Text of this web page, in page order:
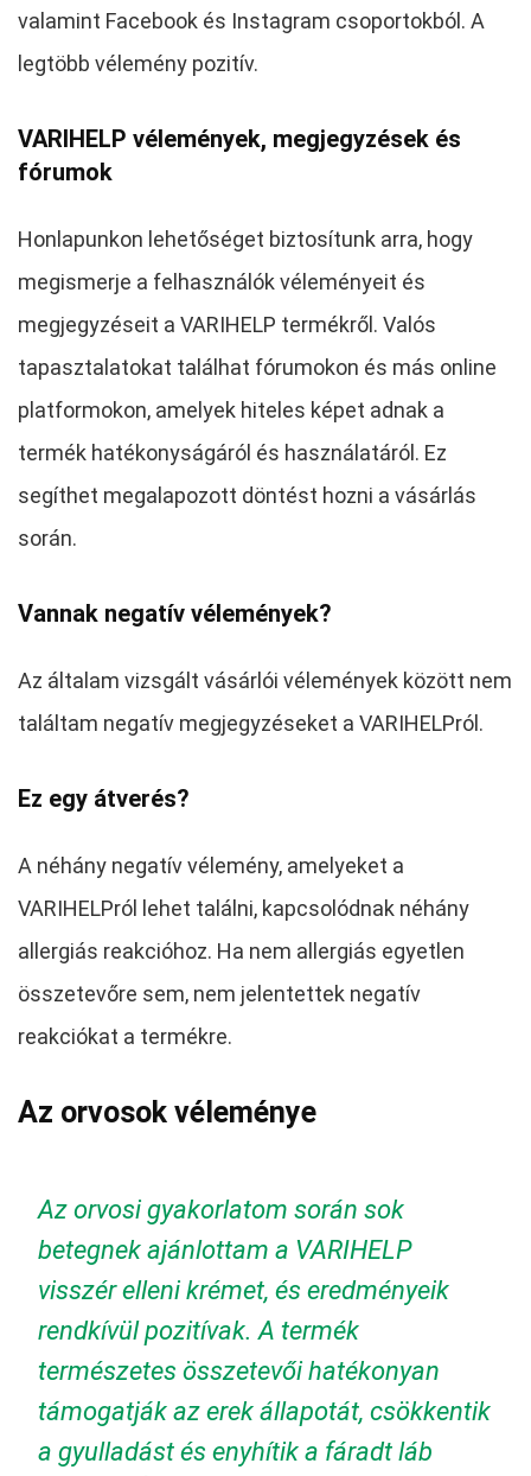
valamint Facebook és Instagram csoportokból. A
legtöbb vélemény pozitív.
VARIHELP vélemények, megjegyzések és
fórumok
Honlapunkon lehetőséget biztosítunk arra, hogy
megismerje a felhasználók véleményeit és
megjegyzéseit a VARIHELP termékről. Valós
tapasztalatokat találhat fórumokon és más online
platformokon, amelyek hiteles képet adnak a
termék hatékonyságáról és használatáról. Ez
segíthet megalapozott döntést hozni a vásárlás
során.
Vannak negatív vélemények?
Az általam vizsgált vásárlói vélemények között nem
találtam negatív megjegyzéseket a VARIHELPról.
Ez egy átverés?
A néhány negatív vélemény, amelyeket a
VARIHELPról lehet találni, kapcsolódnak néhány
allergiás reakcióhoz. Ha nem allergiás egyetlen
összetevőre sem, nem jelentettek negatív
reakciókat a termékre.
Az orvosok véleménye
Az orvosi gyakorlatom során sok
betegnek ajánlottam a VARIHELP
visszér elleni krémet, és eredményeik
rendkívül pozitívak. A termék
természetes összetevői hatékonyan
támogatják az erek állapotát, csökkentik
a gyulladást és enyhítik a fáradt láb